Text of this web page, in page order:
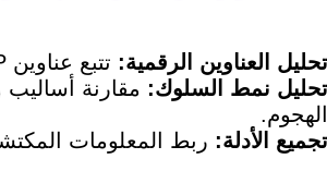
تحليل العناوين الرقمية: تتبع عناوين IP، أسماء النطاقات (domains)، وعناصر الشبكة الأخرى التي استخدمها المهاجمون.
تحليل نمط السلوك: مقارنة أساليب
الهجوم.
تجميع الأدلة: ربط المعلومات